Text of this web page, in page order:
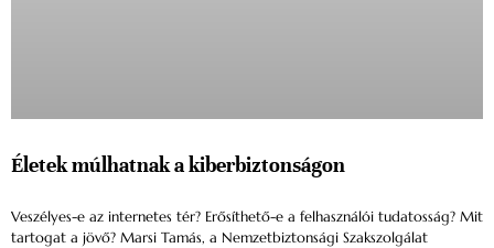
Életek múlhatnak a kiberbiztonságon
Veszélyes-e az internetes tér? Erősíthető-e a felhasználói tudatosság? Mit
tartogat a jövő? Marsi Tamás, a Nemzetbiztonsági Szakszolgálat